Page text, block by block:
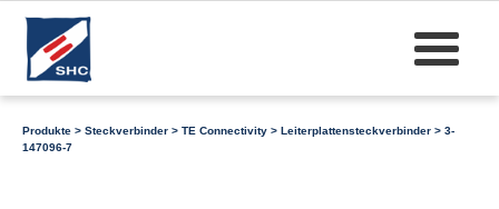
Produkte > Steckverbinder > TE Connectivity > Leiterplattensteckverbinder > 3-
147096-7